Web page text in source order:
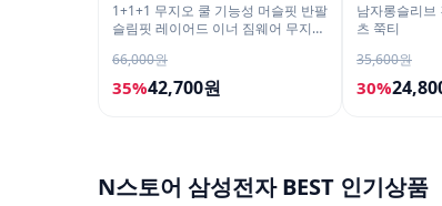
1+1+1 무지오 쿨 기능성 머슬핏 반팔
슬림핏 레이어드 이너 짐웨어 무지
66,000원
35%42,700원
남자롱슬리브
츠 쭉티
35,600원
30%
N스토어 삼성전자 BEST 인기상품